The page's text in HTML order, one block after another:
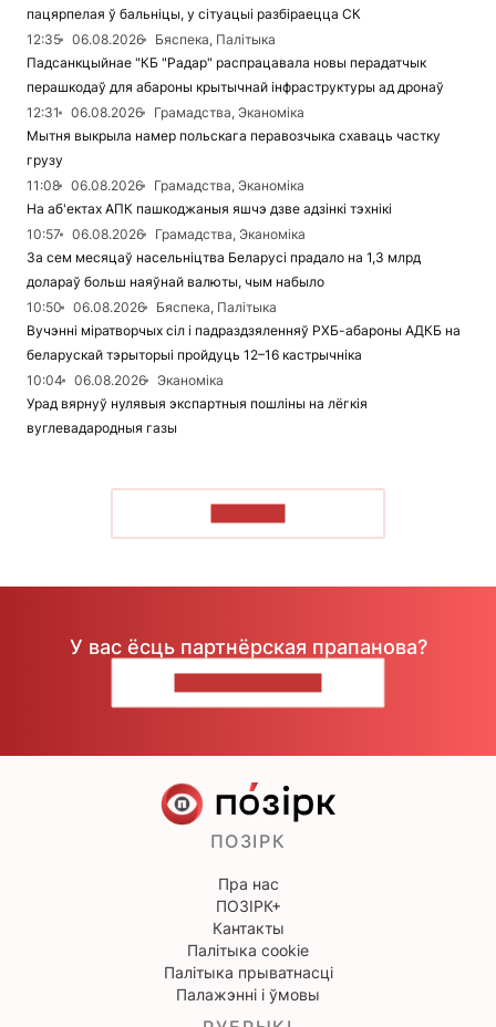
пацярпелая ў бальніцы, у сітуацыі разбіраецца СК
12:35
06.08.2026
Бяспека, Палітыка
Падсанкцыйнае "КБ "Радар" распрацавала новы перадатчык
перашкодаў для абароны крытычнай інфраструктуры ад дронаў
12:31
06.08.2026
Грамадства, Эканоміка
Мытня выкрыла намер польскага перавозчыка схаваць частку
грузу
11:08
06.08.2026
Грамадства, Эканоміка
На аб'ектах АПК пашкоджаныя яшчэ дзве адзінкі тэхнікі
10:57
06.08.2026
Грамадства, Эканоміка
За сем месяцаў насельніцтва Беларусі прадало на 1,3 млрд
долараў больш наяўнай валюты, чым набыло
10:50
06.08.2026
Бяспека, Палітыка
Вучэнні міратворчых сіл і падраздзяленняў РХБ-абароны АДКБ на
беларускай тэрыторыі пройдуць 12–16 кастрычніка
10:04
06.08.2026
Эканоміка
Урад вярнуў нулявыя экспартныя пошліны на лёгкія
вуглевадародныя газы
У вас ёсць партнёрская прапанова?
ПОЗІРК
Пра нас
ПОЗІРК+
Кантакты
Палітыка cookie
Палітыка прыватнасці
Палажэнні і ўмовы